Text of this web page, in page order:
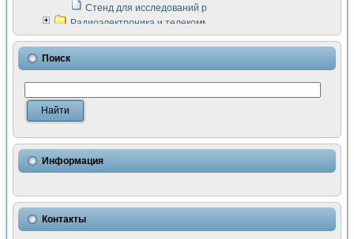
Стенд для исследований рабочих процессов ДВС в
Радиоэлектроника и телекоммуникации
LabVIEW в расчетах радиолиний систем передачи данных
Аппаратно-программный комплекс для исследования
Виртуальный лабораторный стенд для исследования
Измерение шумовых параметров операционных
Измерительный преобразователь на основе цифровой
Использование NI LabVIEW для математического
Исследовние возможности создания измерителя ВАХ
Математическое моделирование генератора сигналов -
Применение осциллографического модуля с высоким
Симуляция отклика импульсного радиолокационного
Автоматизация формирования уравнений состояния для
Поиск
Информация
Контакты